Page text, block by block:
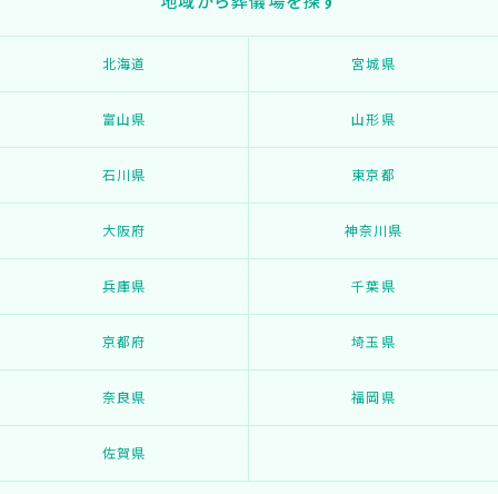
北海道 宮城県
富山県 山形県
石川県 東京都
大阪府 神奈川県
兵庫県 千葉県
京都府 埼玉県
奈良県 福岡県
佐賀県